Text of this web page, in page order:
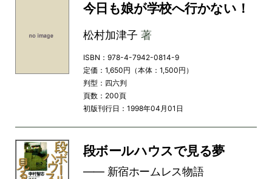
今日も娘が学校へ行かない！
松村加津子 著
ISBN：978-4-7942-0814-9
定価：1,650円（本体：1,500円）
判型：四六判
頁数：200頁
初版刊行日：1998年04月01日
段ボールハウスで見る夢
―― 新宿ホームレス物語